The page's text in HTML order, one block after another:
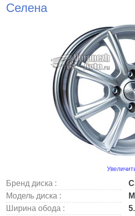
Селена
Бренд диска :
Модель диска :
Ширина обода :